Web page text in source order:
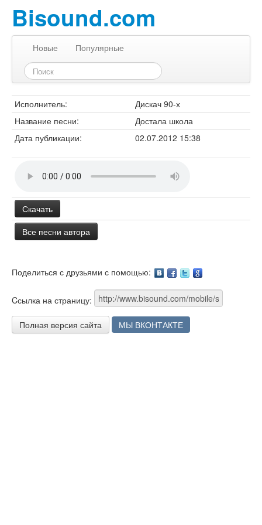
Bisound.com
Новые Популярные
Исполнитель:
Дискач 90-х
Название песни:
Достала школа
Дата публикации:
02.07.2012 15:38
Скачать
Все песни автора
Поделиться с друзьями с помощью:
Cсылка на страницу:
Полная версия сайта МЫ ВКОНТАКТЕ